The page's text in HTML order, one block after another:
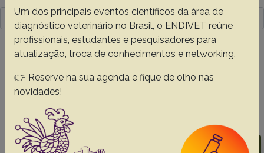
laringe
#1 - Laryngeal morphology in Cerdocyon
thous (Linnaeus, 1766), 36(1):45-54
Souza Junior P. Carvalho N.C. Mattos K.
Anjos B.L.
Santos A.L.Q.
Abstracts: English
Go to 36(1), 2016
Download article |
Um dos principais eventos científicos da área de
diagnóstico veterinário no Brasil, o ENDIVET reúne
profissionais, estudantes e pesquisadores para
atualização, troca de conhecimentos e networking.
👉 Reserve na sua agenda e fique de olho nas
novidades!